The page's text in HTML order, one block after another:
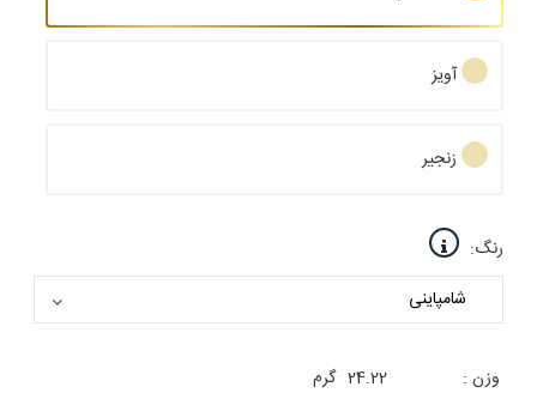
آویز
زنجیر
رنگ:
وزن : 24.22 گرم